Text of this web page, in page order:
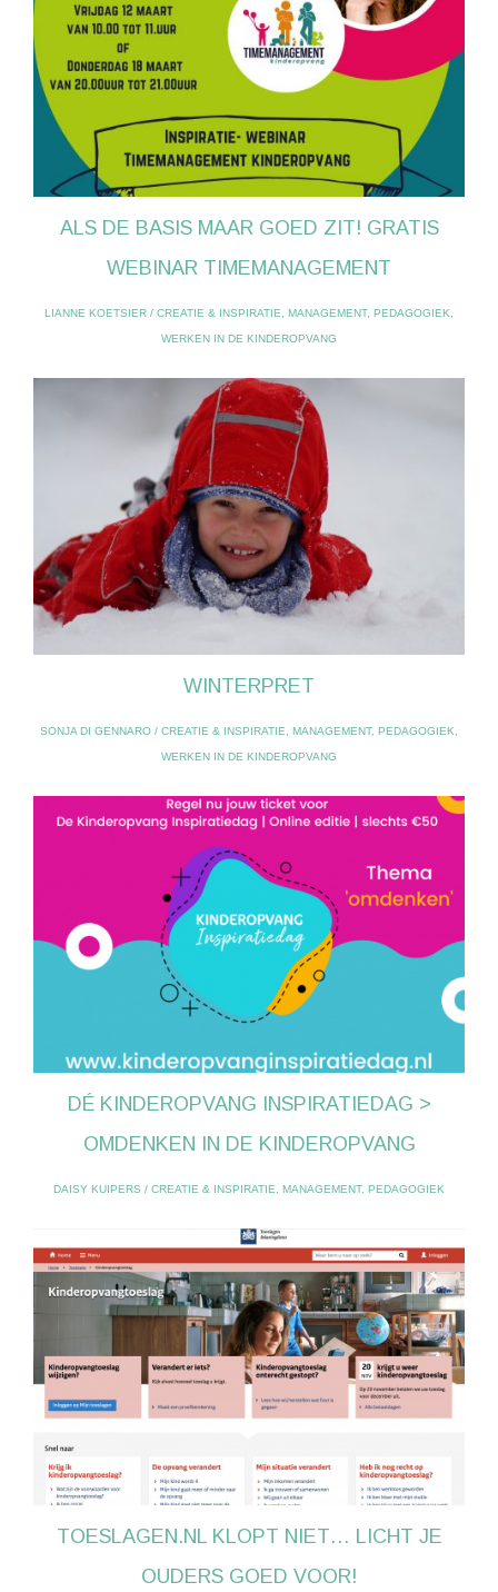
ALS DE BASIS MAAR GOED ZIT! GRATIS
WEBINAR TIMEMANAGEMENT
LIANNE KOETSIER / CREATIE & INSPIRATIE, MANAGEMENT, PEDAGOGIEK,
WERKEN IN DE KINDEROPVANG
WINTERPRET
SONJA DI GENNARO / CREATIE & INSPIRATIE MANAGEMENT, PEDAGOGIEK
WERKEN IN DE KINDEROPVANG
DÉ KINDEROPVANG INSPIRATIEDAG >
OMDENKEN IN DE KINDEROPVANG
DAISY KUIPERS / CREATIE & INSPIRATIE MANAGEMENT, PEDAGOGIEK
TOESLAGEN.NL KLOPT NIET… LICHT JE
OUDERS GOED VOOR!